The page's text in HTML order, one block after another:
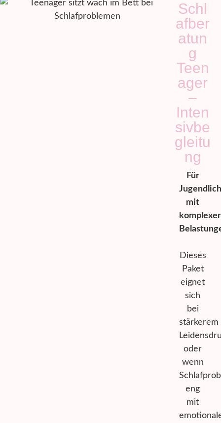
Schl
afber
atun
g
Teen
ager
–
Inten
sivbe
gleitu
ng
Für
mit
Dieses
Paket
eignet
sich
bei
stärkerem
oder
wenn
eng
mit